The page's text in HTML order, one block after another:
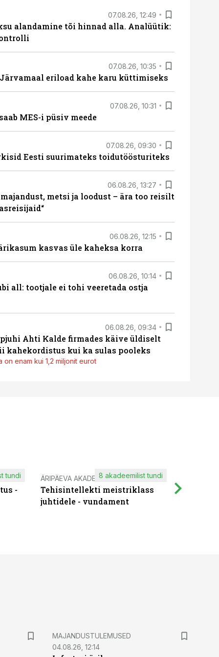
07.08.26, 12:49
alandamine tõi hinnad alla. Analüütik:
07.08.26, 10:35
eriload kahe karu küttimiseks
07.08.26, 10:31
MES-i püsiv meede
07.08.26, 09:30
Eesti suurimateks toidutöösturiteks
06.08.26, 13:27
metsi ja loodust – ära too reisilt
06.08.26, 12:15
kasvas üle kaheksa korra
06.08.26, 10:14
all: tootjale ei tohi veeretada ostja
06.08.26, 09:34
Ahti Kalde firmades käive üldiselt
kahekordistus kui ka sulas pooleks
on enam kui 1,2 miljonit eurot
-
tundi ÄRIPÄEVA AKADEEMIA
Tehisintellekti meistriklass
juhtidele - vundament
8 akadeemilist tundi
MAJANDUSTULEMUSED
04.08.26, 12:14